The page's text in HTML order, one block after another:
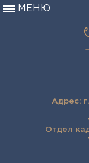
Адрес:
Отдел
МЕНЮ